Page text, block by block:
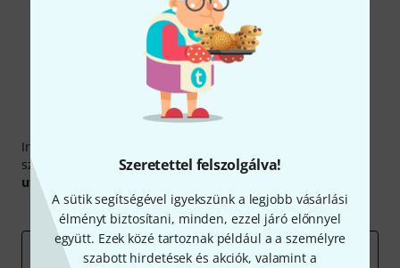
Szeretettel felszolgálva!
A sütik segítségével igyekszünk a legjobb vásárlási
élményt biztosítani, minden, ezzel járó előnnyel
együtt. Ezek közé tartoznak például a a személyre
szabott hirdetések és akciók, valamint a
Thomann hírlevél
Iratkozz fel a Thomann angol nyelvű hírlevelére, és kis
szerencsével megnyerheted a50egyenként
utalvány
Inspiráló gondolatok
Akciók Thomann
e-mail cím*